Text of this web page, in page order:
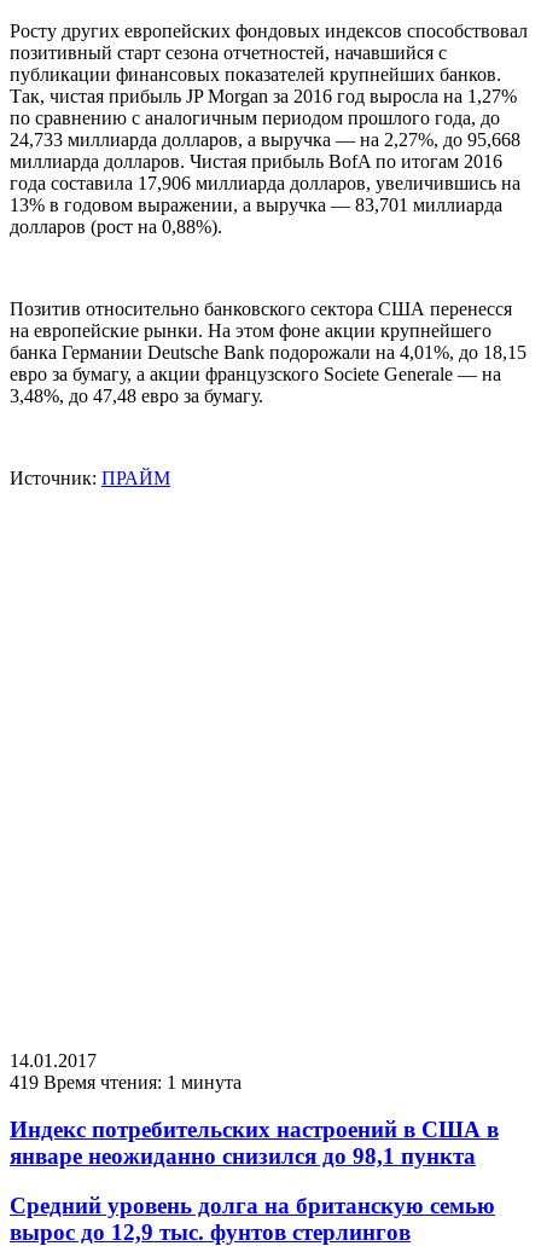
Росту других европейских фондовых индексов способствовал
позитивный старт сезона отчетностей, начавшийся с
публикации финансовых показателей крупнейших банков.
Так, чистая прибыль JP Morgan за 2016 год выросла на 1,27%
по сравнению с аналогичным периодом прошлого года, до
24,733 миллиарда долларов, а выручка — на 2,27%, до 95,668
миллиарда долларов. Чистая прибыль BofA по итогам 2016
года составила 17,906 миллиарда долларов, увеличившись на
13% в годовом выражении, а выручка — 83,701 миллиарда
долларов (рост на 0,88%).
Позитив относительно банковского сектора США перенесся
на европейские рынки. На этом фоне акции крупнейшего
банка Германии Deutsche Bank подорожали на 4,01%, до 18,15
евро за бумагу, а акции французского Societe Generale — на
3,48%, до 47,48 евро за бумагу.
Источник: ПРАЙМ
14.01.2017
419 Время чтения: 1 минута
Индекс потребительских настроений в США в
январе неожиданно снизился до 98,1 пункта
Средний уровень долга на британскую семью
вырос до 12,9 тыс. фунтов стерлингов